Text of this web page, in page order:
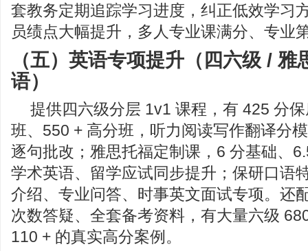
套教务定期追踪学习进度，纠正低效学习
员绩点大幅提升，多人专业课满分、专业
（五）英语专项提升（四六级 /
语）
提供四六级分层 1v1 课程，有 425 分
班、550 + 高分班，听力阅读写作翻译分
逐句批改；雅思托福定制课，6 分基础、
学术英语、留学应试同步提升；保研口语
介绍、专业问答、时事英文面试专项。还
次数答疑、全套备考资料，有大量六级
110 + 的真实高分案例。